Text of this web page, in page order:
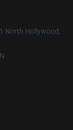
North Hollywood,